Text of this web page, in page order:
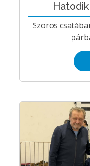
Szoros